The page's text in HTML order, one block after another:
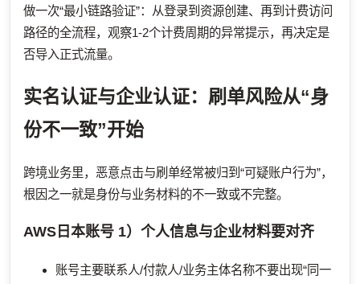
做一次“最小链路验证”：从登录到资源创建、再到计费访问
路径的全流程，观察1-2个计费周期的异常提示，再决定是
否导入正式流量。
实名认证与企业认证：刷单风险从“身
份不一致”开始
跨境业务里，恶意点击与刷单经常被归到“可疑账户行为”，
根因之一就是身份与业务材料的不一致或不完整。
AWS日本账号 1）个人信息与企业材料要对齐
账号主要联系人/付款人/业务主体名称不要出现“同一